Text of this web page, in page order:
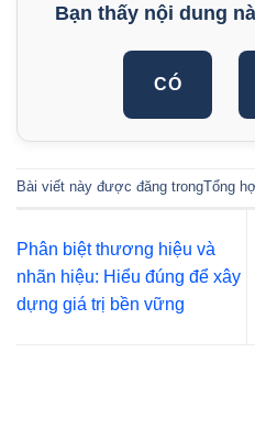
Bạn thấy nội dung
CÓ
Bài viết này được đăng trongTổng
Phân biệt thương hiệu và
nhãn hiệu: Hiểu đúng để xây
dựng giá trị bền vững